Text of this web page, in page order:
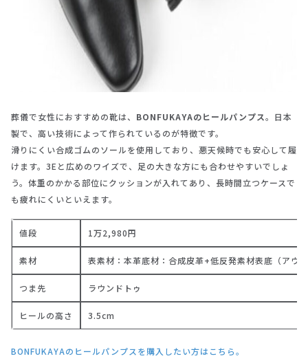
葬儀で女性におすすめの靴は、 BONFUKAYAのヒールパンプス。日本
製で、高い技術によって作られているのが特徴です。
滑りにくい合成ゴムのソールを使用しており、悪天候時でも安心して履
けます。3Eと広めのワイズで、足の大きな方にも合わせやすいでしょ
う。体重のかかる部位にクッションが入れてあり、長時間立つケースで
も疲れにくいといえます。
値段 1万2,980円
素材 表素材：本革底材：合成皮革+低反発素材表底（アウ
つま先 ラウンドトゥ
ヒールの高さ 3.5cm
BONFUKAYAのヒールパンプスを購入したい方はこちら。